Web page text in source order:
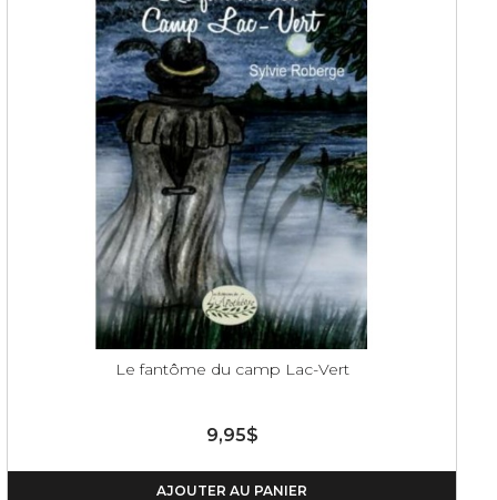
Le fantôme du camp Lac-Vert
9,95$
AJOUTER AU PANIER